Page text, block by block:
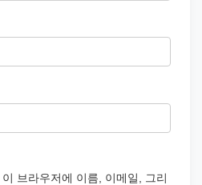
브라우저에 이름, 이메일, 그리